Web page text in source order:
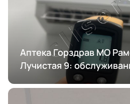
Аптека Горздрав МО
Лучистая 9:
кондиционирования